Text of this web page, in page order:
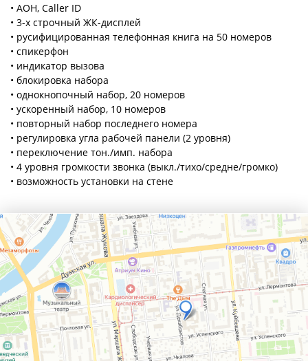
• АОН, Caller ID
• 3-х строчный ЖК-дисплей
• русифицированная телефонная книга на 50 номеров
• спикерфон
• индикатор вызова
• блокировка набора
• однокнопочный набор, 20 номеров
• ускоренный набор, 10 номеров
• повторный набор последнего номера
• регулировка угла рабочей панели (2 уровня)
• переключение тон./имп. набора
• 4 уровня громкости звонка (выкл./тихо/средне/громко)
• возможность установки на стене